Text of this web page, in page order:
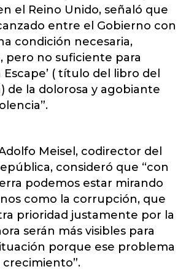
el Reino Unido, señaló que
entre el Gobierno con
condición necesaria,
pero no suficiente para
Escape’ ( título del libro del
de la dolorosa y agobiante
Meisel, codirector del
consideró que “con
podemos estar mirando
como la corrupción, que
prioridad justamente por la
serán más visibles para
porque ese problema